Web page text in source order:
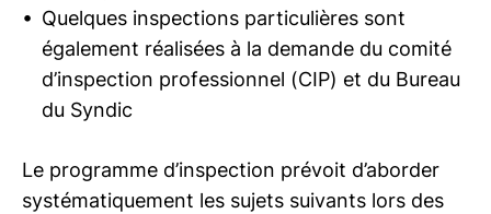
Quelques inspections particulières sont
également réalisées à la demande du comité
d’inspection professionnel (CIP) et du Bureau
du Syndic
Le programme d’inspection prévoit d’aborder
systématiquement les sujets suivants lors des